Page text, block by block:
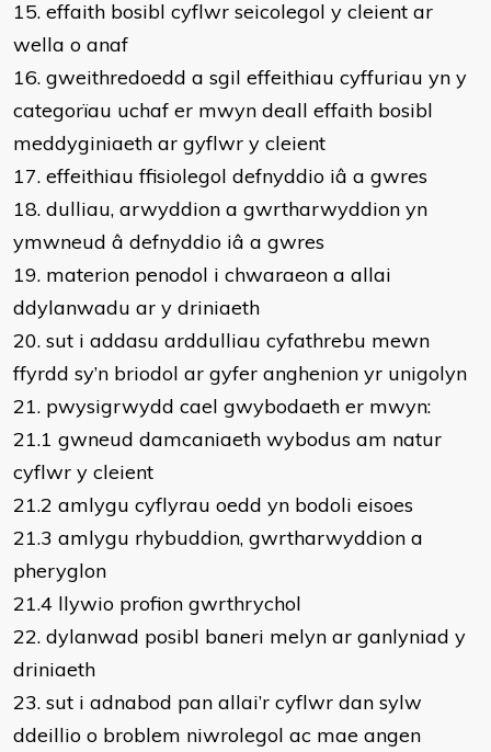
15. effaith bosibl cyflwr seicolegol y cleient ar
wella o anaf
16. gweithredoedd a sgil effeithiau cyffuriau yn y
categorïau uchaf er mwyn deall effaith bosibl
meddyginiaeth ar gyflwr y cleient
17. effeithiau ffisiolegol defnyddio iâ a gwres
18. dulliau, arwyddion a gwrtharwyddion yn
ymwneud â defnyddio iâ a gwres
19. materion penodol i chwaraeon a allai
ddylanwadu ar y driniaeth
20. sut i addasu arddulliau cyfathrebu mewn
ffyrdd sy’n briodol ar gyfer anghenion yr unigolyn
21. pwysigrwydd cael gwybodaeth er mwyn:
21.1 gwneud damcaniaeth wybodus am natur
cyflwr y cleient
21.2 amlygu cyflyrau oedd yn bodoli eisoes
21.3 amlygu rhybuddion, gwrtharwyddion a
pheryglon
21.4 llywio profion gwrthrychol
22. dylanwad posibl baneri melyn ar ganlyniad y
driniaeth
23. sut i adnabod pan allai’r cyflwr dan sylw
ddeillio o broblem niwrolegol ac mae angen